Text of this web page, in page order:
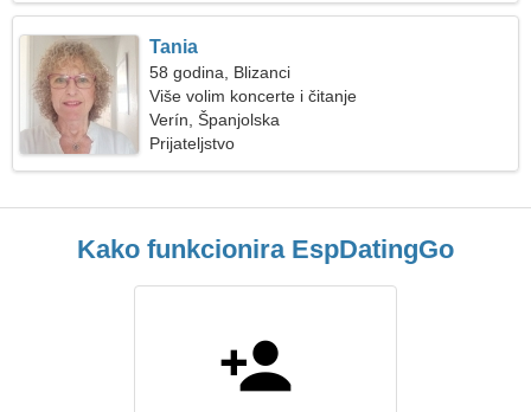
Tania
58 godina, Blizanci
Više volim koncerte i čitanje
Verín, Španjolska
Prijateljstvo
Kako funkcionira EspDatingGo